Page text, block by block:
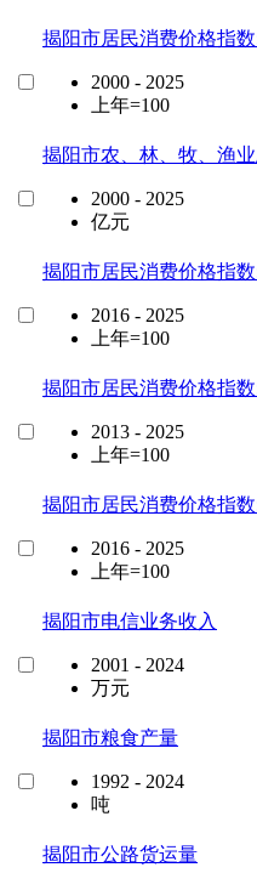
揭阳市居民消费价格指
2000 - 2025
上年=100
揭阳市农、林、牧、渔
2000 - 2025
亿元
揭阳市居民消费价格指
2016 - 2025
上年=100
揭阳市居民消费价格指
2013 - 2025
上年=100
揭阳市居民消费价格指
2016 - 2025
上年=100
揭阳市电信业务收入
2001 - 2024
万元
揭阳市粮食产量
1992 - 2024
吨
揭阳市公路货运量